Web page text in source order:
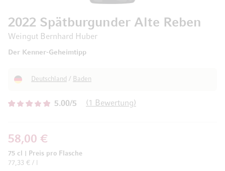
5.00/5 1 Bewertung
2022 Spätburgunder Alte Reben
Weingut Bernhard Huber
Der Kenner-Geheimtipp
Deutschland / Baden
58,00 €
75 cl
Preis pro Flasche
77,33 € / l